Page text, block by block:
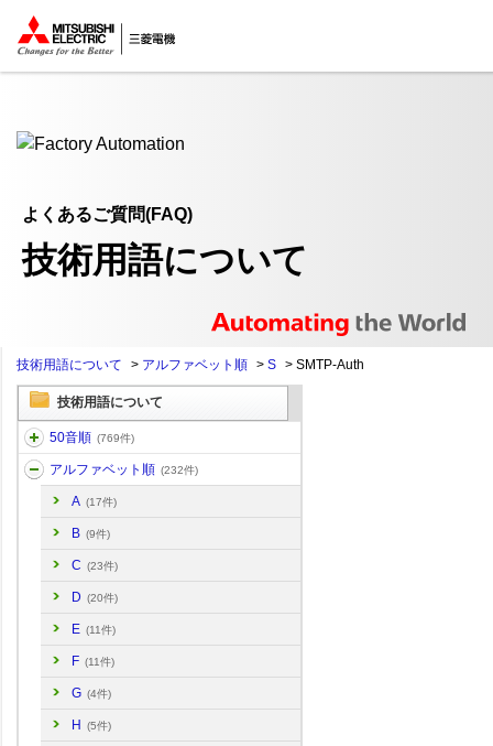
ここから本文
よくあるご質問(FAQ)
技術用語について
技術用語について > アルファベット順 > S > SMTP-Auth
技術用語について
50音順 (769件)
アルファベット順 (232件)
A (17件)
B (9件)
C (23件)
D (20件)
E (11件)
F (11件)
G (4件)
H (5件)